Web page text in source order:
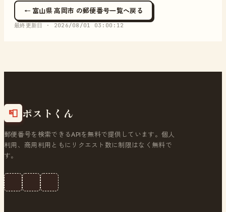
← 富山県 高岡市 の郵便番号一覧へ戻る
最終更新日 · 2026/08/01 03:00:12
📮 ポストくん
郵便番号を検索できるAPIを無料で提供しています。個人
利用、商用利用ともにリクエスト数に制限はなく無料で
す。